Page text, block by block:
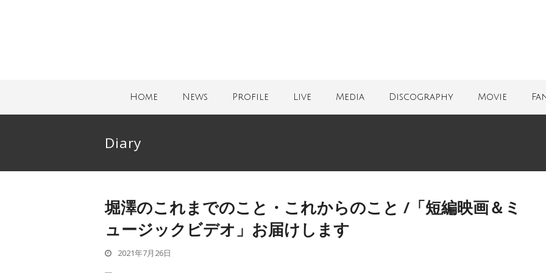
Home News Profile Live Media Discography Movie
Diary
堀澤のこれまでのこと・これからのこと /「短編映画＆ミ
ュージックビデオ」お届けします
2021年7月26日